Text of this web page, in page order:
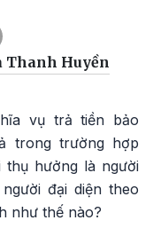
Thanh Huyền
vụ trả tiền bảo
trong trường hợp
thụ hưởng là người
đại diện theo
như thế nào?